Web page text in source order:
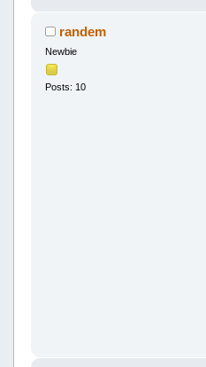
randem
Newbie
Posts: 10